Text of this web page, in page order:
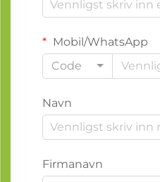
Mobil/WhatsApp
Code
Navn
Firmanavn